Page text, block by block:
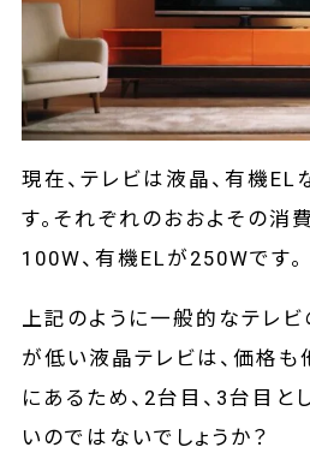
現在、テレビは液晶、有機EL
す。それぞれのおおよその消
100W、有機ELが250Wです。
上記のように一般的なテレ
が低い液晶テレビは、価格
にあるため、2台目、3台目と
いのではないでしょうか？